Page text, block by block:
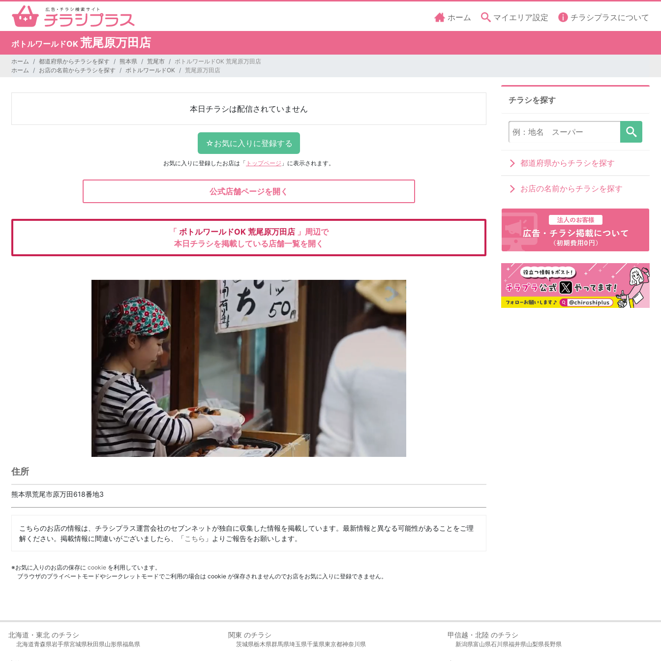
ホーム マイエリア設定 チラシプラスについて
ボトルワールドOK 荒尾原万田店
ホーム 都道府県からチラシを探す 熊本県 荒尾市
ボトルワールドOK 荒尾原万田店
ホーム
お店の名前からチラシを探す ボトルワールドOK 荒尾原万田店
本日チラシは配信されていません
お気に入りに登録したお店は 「 トップページ 」に表示されます。
公式店舗ページを開く
「 ボトルワールドOK 荒尾原万田店 」周辺で
本日チラシを掲載している店舗一覧を開く
住所
熊本県荒尾市原万田618番地3
こちらのお店の情報は、チラシプラス運営会社のセブンネットが独自に収集した情報を掲載しています。最新情報と異なる可能性があることをご理
解ください。掲載情報に間違いがございましたら、「こちら 」よりご報告をお願いします。
※お気に入りのお店の保存に cookie を利用しています。
ブラウザのプライベートモードやシークレットモードでご利用の場合は cookie が保存されませんのでお店をお気に入りに登録できません。
チラシを探す
都道府県からチラシを探す
お店の名前からチラシを探す
北海道・東北 のチラシ
北海道青森県岩手県宮城県秋田県山形県福島県
関東 のチラシ
茨城県栃木県群馬県埼玉県千葉県東京都神奈川県
甲信越・北陸 のチラシ
新潟県富山県石川県福井県山梨県長野県